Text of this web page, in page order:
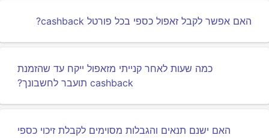
האם אפשר לקבל זאפול כספי בכל פורטל cashback?
כמה שעות לאחר קנייתי מזאפול ייקח עד שהזמנת
cashback תועבר לחשבונך?
האם ישנם תנאים והגבלות מסוימים לקבלת זיכוי כספי